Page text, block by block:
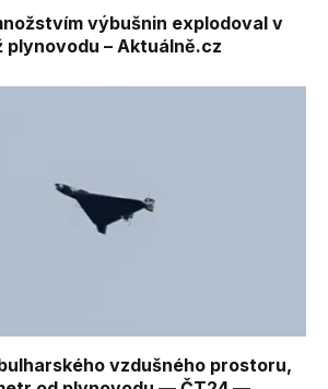
výbušnin explodoval v
plynovodu – Aktuálně.cz
vzdušného prostoru,